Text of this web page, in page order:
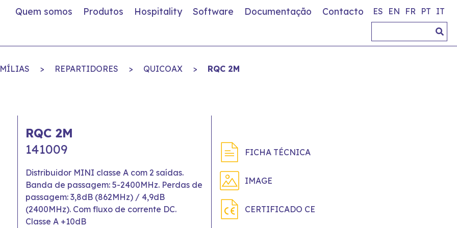
Quem somos Produtos Hospitality Software Documentação Contacto ES EN FR PT IT
> REPARTIDORES > QUICOAX > RQC 2M
RQC 2M
141009
Distribuidor MINI classe A com 2 saídas.
Banda de passagem: 5-2400MHz. Perdas de
passagem: 3,8dB (862MHz) / 4,9dB
(2400MHz). Com fluxo de corrente DC.
Classe A +10dB
FICHA TÉCNICA
IMAGE
CERTIFICADO CE